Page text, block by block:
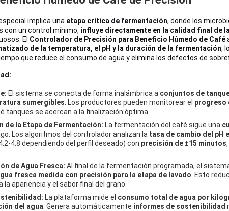
implica una etapa crítica de fermentación, donde los
con un control mínimo, influye directamente en la calidad final de
El Controlador de Precisión para Beneficio Húmedo de Café
de la temperatura, el pH y la duración de la fermentación,
que reduce el consumo de agua y elimina los defectos de
El sistema se conecta de forma inalámbrica a conjuntos de
sumergibles . Los productores pueden monitorear el progreso
tanques se acercan a la finalización óptima.
la Etapa de Fermentación: La fermentación del café sigue una
Los algoritmos del controlador analizan la tasa de cambio del pH
4.8 dependiendo del perfil deseado) con precisión de ±15 minutos
de Agua Fresca: Al final de la fermentación programada, el
fresca medida con precisión para la etapa de lavado . Esto
apariencia y el sabor final del grano.
La plataforma mide el consumo total de agua por
del agua . Genera automáticamente informes de sostenibilidad